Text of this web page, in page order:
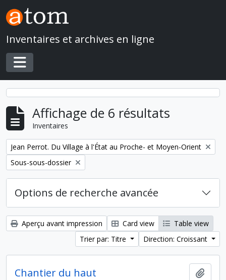
Skip to main content
Inventaires et archives en ligne
Toggle navigation
Affichage de 6 résultats
Inventaires
Remove filter:
Jean Perrot. Du Village à l'État au Proche- et Moyen-Orient
Remove filter:
Sous-sous-dossier
Options de recherche avancée
Aperçu avant impression Card view
Table view
Trier par: Titre
Direction: Croissant
Chantier du haut